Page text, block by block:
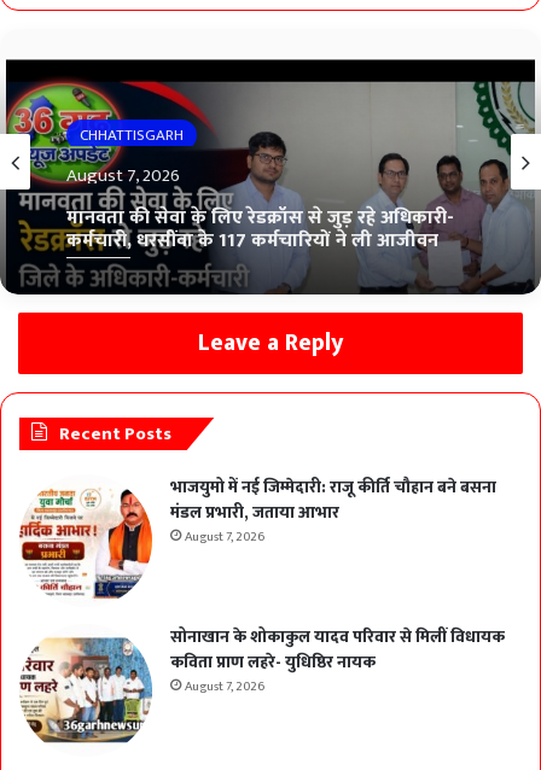
CHHATTISGARH
August 7, 2026
मानवता की सेवा के लिए रेडक्रॉस से जुड़ रहे अधिकारी-
कर्मचारी, धरसींवा के 117 कर्मचारियों ने ली आजीवन
सदस्यता
Leave a Reply
Recent Posts
भाजयुमो में नई जिम्मेदारी: राजू कीर्ति चौहान बने बसना
मंडल प्रभारी, जताया आभार
August 7, 2026
सोनाखान के शोकाकुल यादव परिवार से मिलीं विधायक
कविता प्राण लहरे- युधिष्ठिर नायक
August 7, 2026